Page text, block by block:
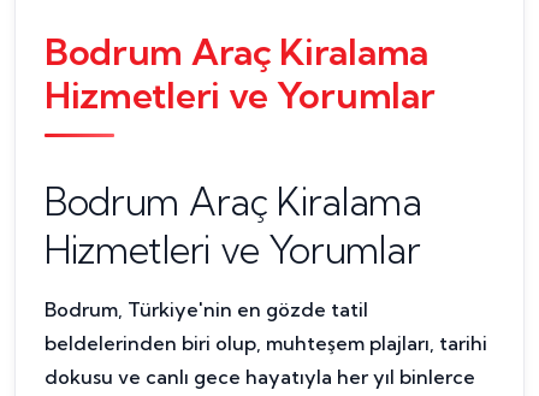
Bodrum Araç Kiralama
Hizmetleri ve Yorumlar
Bodrum Araç Kiralama
Hizmetleri ve Yorumlar
Bodrum, Türkiye'nin en gözde tatil
beldelerinden biri olup, muhteşem plajları, tarihi
dokusu ve canlı gece hayatıyla her yıl binlerce